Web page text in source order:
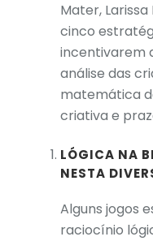
Mater,
cinco
incentivarem
análise das
matemática
criativa e
LÓGICA NA
NESTA
Alguns jogos
raciocínio